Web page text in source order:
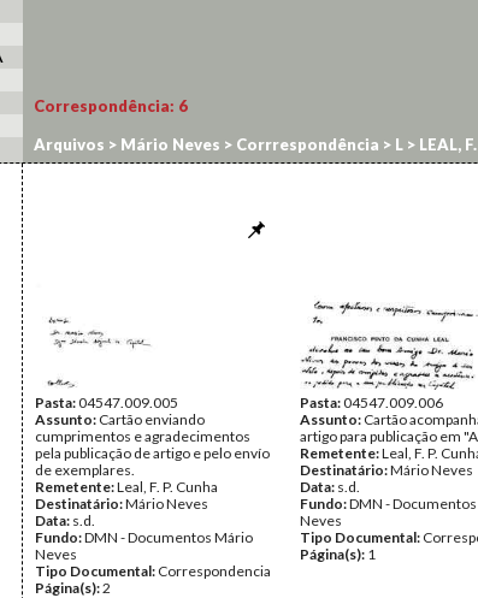
Correspondência: 6
Arquivos > Mário Neves > Corrrespondência > L > LEAL,
Pasta:04547.009.005
Assunto: Cartão enviando
cumprimentos e agradecimentos
pela publicação de artigo e pelo envío
de exemplares.
Remetente:Leal, F. P. Cunha
Destinatário:Mário Neves
Data: s.d.
Fundo:DMN - Documentos Mário
Neves
Tipo Documental: Correspondencia
Página(s):2
Pasta:04547.009.006
Assunto: Cartão
artigo para publicação em
Remetente:Leal, F. P.
Destinatário:Mário Neves
Data: s.d.
Fundo:DMN -
Neves
Tipo Documental:
Página(s): 1